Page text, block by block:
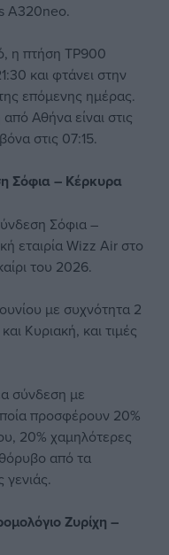
A320neo.
η πτήση TP900
και φτάνει στην
επόμενης ημέρας.
Αθήνα είναι στις
στις 07:15.
Σόφια – Κέρκυρα
Σόφια –
εταιρία Wizz Air στο
του 2026.
με συχνότητα 2
Κυριακή, και τιμές
σύνδεση με
προσφέρουν 20%
20% χαμηλότερες
από τα
Ζυρίχη –